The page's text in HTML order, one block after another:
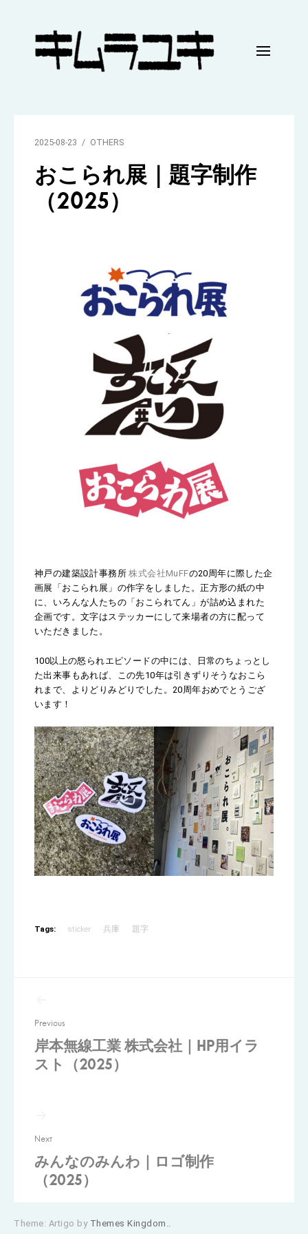
content
2025-08-23 OTHERS
おこられ展｜題字制作
（2025）
神戸の建築設計事務所株式会社MuFFの20周年に際した企
画展「おこられ展」の作字をしました。正方形の紙の中
に、いろんな人たちの「おこられてん」が詰め込まれた
企画です。文字はステッカーにして来場者の方に配って
いただきました。
100以上の怒られエピソードの中には、日常のちょっとし
た出来事もあれば、この先10年は引きずりそうなおこら
れまで、よりどりみどりでした。20周年おめでとうござ
います！
Tags: sticker 兵庫 題字
ナ
ビ
ゲ
ョ
ン
Previous
岸本無線工業 株式会社｜HP用イラ
スト（2025）
Next
みんなのみんわ｜ロゴ制作
（2025）
Theme: Artigo by Themes Kingdom..